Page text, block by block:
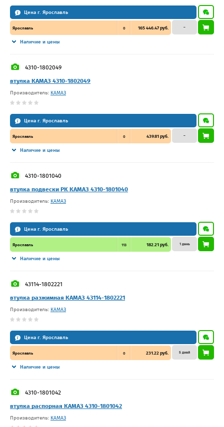
Цена г. Ярославль
Ярославль 0 165 446.47 руб.
Наличие и цены
–
4310-1802049
втулка КАМАЗ 4310-1802049
Производитель: КАМАЗ
Цена г. Ярославль
Ярославль 0 439.81 руб.
Наличие и цены
–
4310-1801040
втулка подвески РК КАМАЗ 4310-1801040
Производитель: КАМАЗ
Цена г. Ярославль
Ярославль 113 182.21 руб.
Наличие и цены
1 день
43114-1802221
втулка разжимная КАМАЗ 43114-1802221
Производитель: КАМАЗ
Цена г. Ярославль
Ярославль 0 231.22 руб.
Наличие и цены
5 дней
4310-1801042
втулка распорная КАМАЗ 4310-1801042
Производитель: КАМАЗ